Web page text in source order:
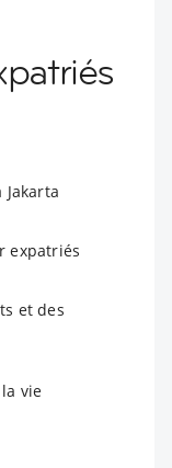
expatriés
et des
vie